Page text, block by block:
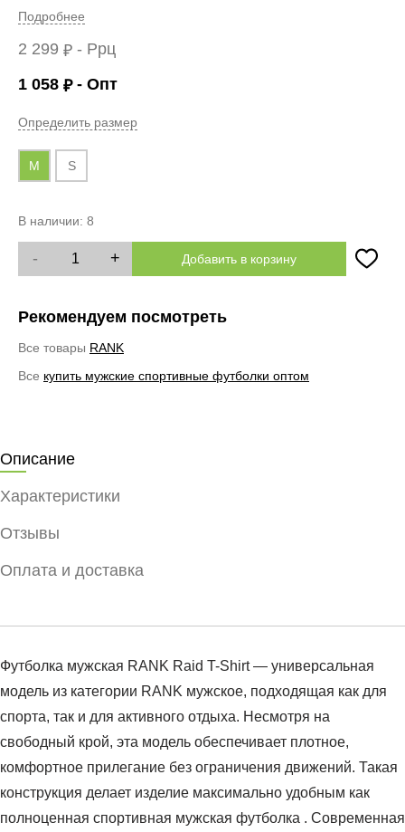
Подробнее
2 299 ₽ - Ррц
1 058 ₽- Опт
Определить размер
M S
В наличии: 8
- + Добавить в корзину
Рекомендуем посмотреть
Все товары RANK
Все купить мужские спортивные футболки оптом
Описание
Характеристики
Отзывы
Оплата и доставка
Футболка мужская RANK Raid T-Shirt — универсальная
модель из категории RANK мужское, подходящая как для
спорта, так и для активного отдыха. Несмотря на
свободный крой, эта модель обеспечивает плотное,
комфортное прилегание без ограничения движений. Такая
конструкция делает изделие максимально удобным как
полноценная спортивная мужская футболка . Современная